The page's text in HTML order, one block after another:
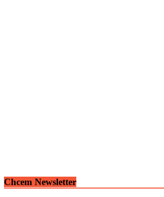
Chcem Newsletter